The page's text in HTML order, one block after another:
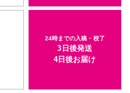
パネル(白)
24時までの入稿・校了
3日後発送
4日後お届け